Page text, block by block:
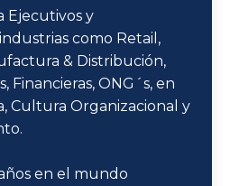
Ejecutivos y
como Retail,
& Distribución,
Financieras, ONG´s, en
Cultura Organizacional y
en el mundo